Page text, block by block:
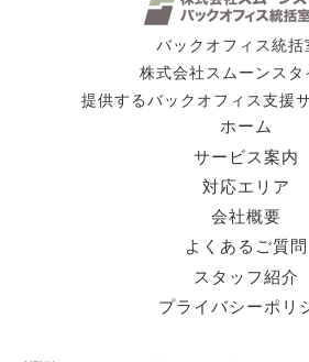
バックオフィス統括
株式会社スムーンスタ
提供するバックオフィス支援
ホーム
サービス案内
対応エリア
会社概要
よくあるご質問
スタッフ紹介
プライバシーポリ